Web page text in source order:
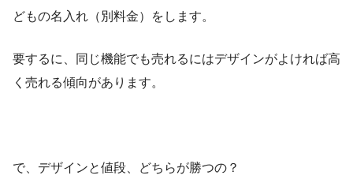
どもの名入れ（別料金）をします。
要するに、同じ機能でも売れるにはデザインがよければ高
く売れる傾向があります。
で、デザインと値段、どちらが勝つの？